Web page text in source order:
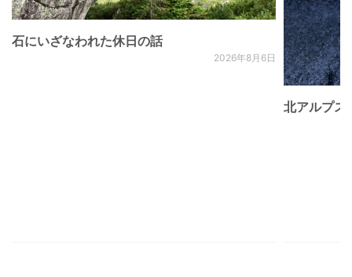
石にいざなわれた休日の話
2026年8月6日
北アルプ